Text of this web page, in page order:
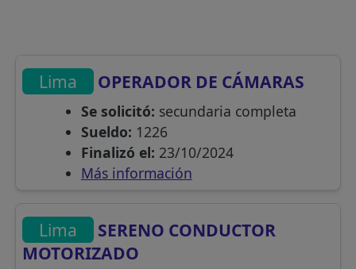
Lima OPERADOR DE CÁMARAS
Se solicitó: secundaria completa
Sueldo: 1226
Finalizó el: 23/10/2024
Más información
Lima
SERENO CONDUCTOR
MOTORIZADO